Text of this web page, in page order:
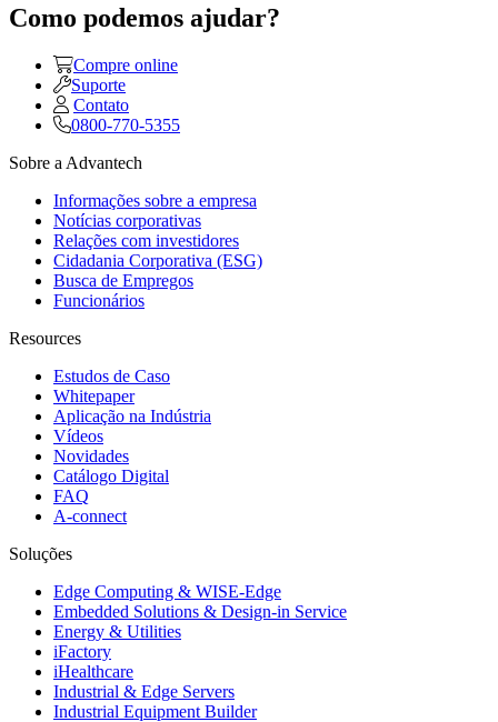
Como podemos ajudar?
Compre online
Suporte
Contato
0800-770-5355
Sobre a Advantech
Informações sobre a empresa
Notícias corporativas
Relações com investidores
Cidadania Corporativa (ESG)
Busca de Empregos
Funcionários
Resources
Estudos de Caso
Whitepaper
Aplicação na Indústria
Vídeos
Novidades
Catálogo Digital
FAQ
A-connect
Soluções
Edge Computing & WISE-Edge
Embedded Solutions & Design-in Service
Energy & Utilities
iFactory
iHealthcare
Industrial & Edge Servers
Industrial Equipment Builder